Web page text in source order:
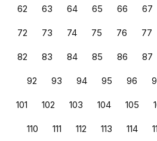
62 63 64 65 66 67
72 73 74 75 76 77
82 83 84 85 86 87
92 93 94 95 96
101 102 103 104 105
110 111 112 113 114